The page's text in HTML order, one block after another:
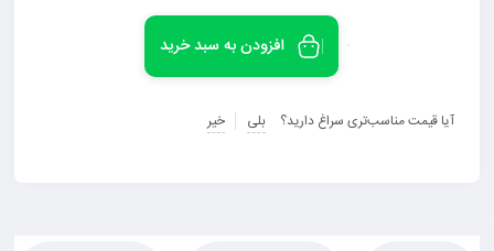
افزودن به سبد خرید
آیا قیمت مناسب‌تری سراغ دارید؟ بلی خیر